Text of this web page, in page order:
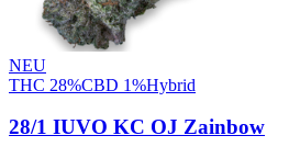
NEU
THC 28%CBD 1%Hybrid
28/1 IUVO KC OJ Zainbow